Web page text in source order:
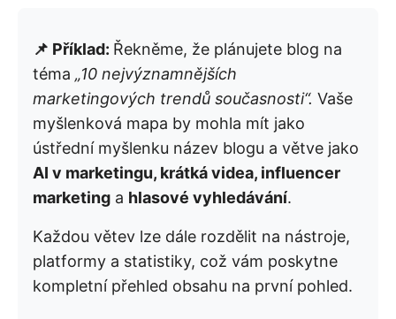
📌 Příklad: Řekněme, že plánujete blog na
téma „10 nejvýznamnějších
marketingových trendů současnosti“. Vaše
myšlenková mapa by mohla mít jako
ústřední myšlenku název blogu a větve jako
AI v marketingu, krátká videa, influencer
marketing a hlasové vyhledávání.
Každou větev lze dále rozdělit na nástroje,
platformy a statistiky, což vám poskytne
kompletní přehled obsahu na první pohled.